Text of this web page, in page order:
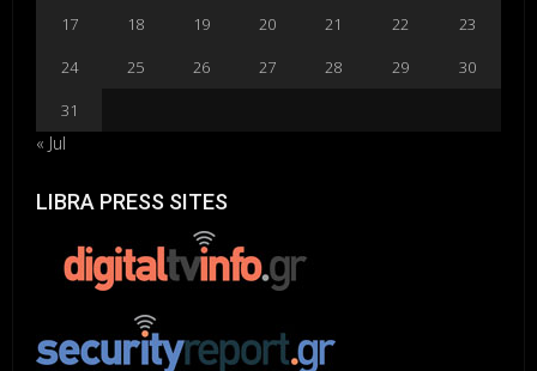
17
18 19 20 21 22
23
24
25 26 27 28 29
30
31
« Jul
LIBRA PRESS SITES